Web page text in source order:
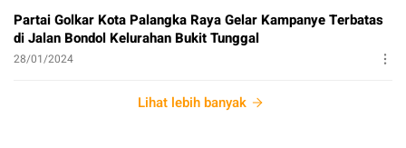
Partai Golkar Kota Palangka Raya Gelar Kampanye Terbatas
di Jalan Bondol Kelurahan Bukit Tunggal
28/01/2024
Lihat lebih banyak